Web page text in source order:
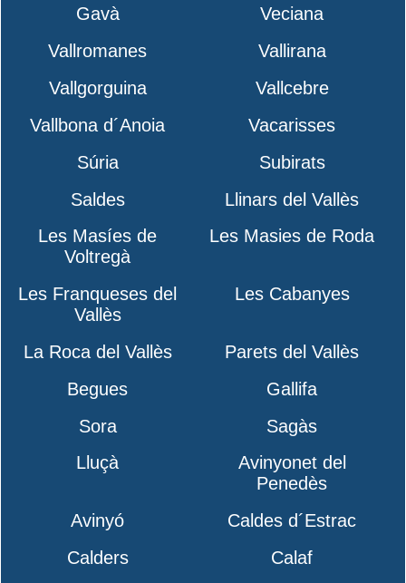
Gavà
Veciana
Vallromanes
Vallirana
Vallgorguina
Vallcebre
Vallbona d´Anoia
Vacarisses
Súria
Subirats
Saldes
Llinars del Vallès
Les Masíes de
Voltregà
Les Masies de Roda
Les Franqueses del
Vallès
Les Cabanyes
La Roca del Vallès
Parets del Vallès
Begues
Gallifa
Sora
Sagàs
Lluçà
Avinyonet del
Penedès
Avinyó
Caldes d´Estrac
Calders
Calaf